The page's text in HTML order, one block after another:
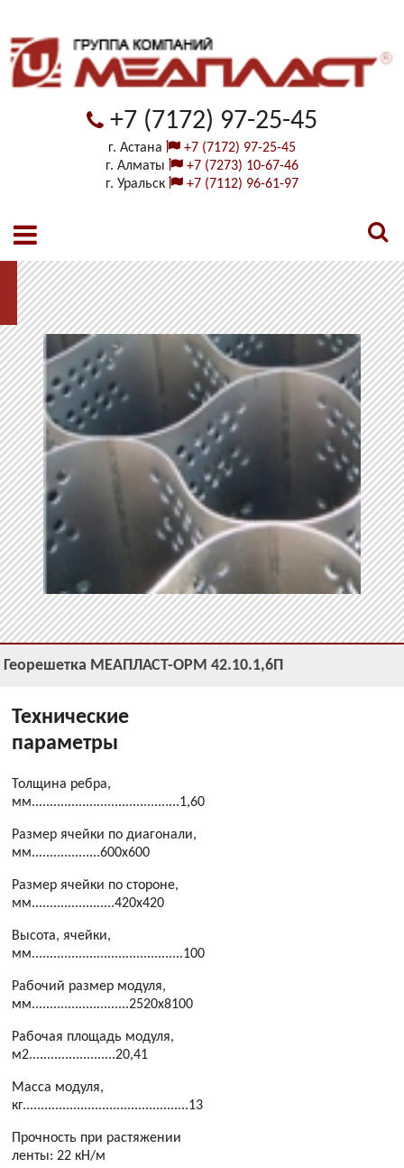
+7 (7172) 97-25-45
г. Астана
+7 (7172) 97-25-45
г. Алматы
+7 (7273) 10-67-46
г. Уральск
+7 (7112) 96-61-97
Георешетка МЕАПЛАСТ-ОРМ 42.10.1,6П
Технические
параметры
Толщина ребра,
мм.........................................1,60
Размер ячейки по диагонали,
мм...................600х600
Размер ячейки по стороне,
мм.......................420х420
Высота, ячейки,
мм..........................................100
Рабочий размер модуля,
мм...........................2520х8100
Рабочая площадь модуля,
м2........................20,41
Масса модуля,
кг..............................................13
Прочность при растяжении
ленты: 22 кН/м